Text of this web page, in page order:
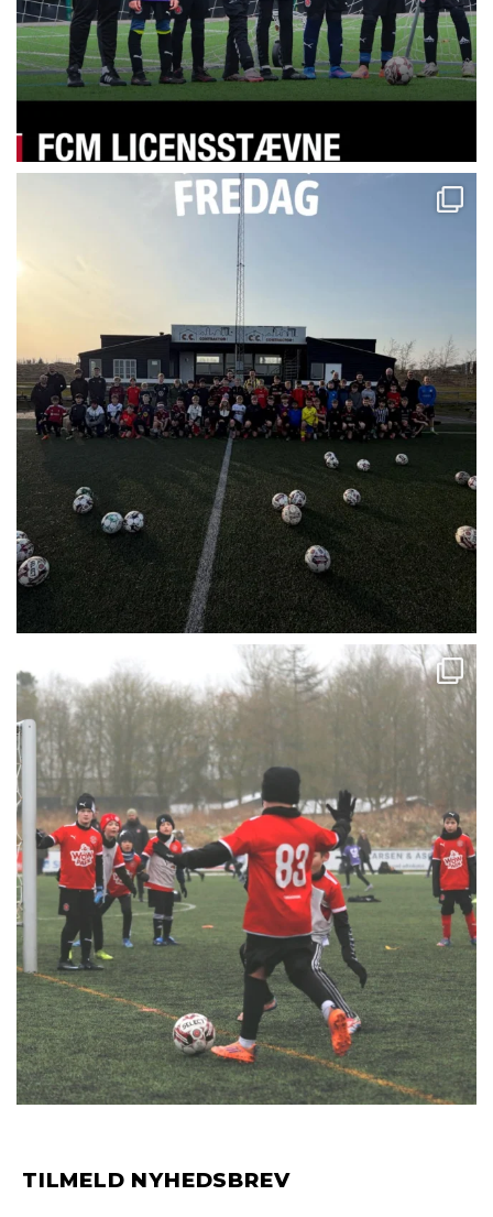
TILMELD NYHEDSBREV